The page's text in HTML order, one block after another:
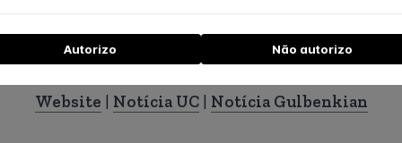
Autorizo Não autorizo
dos cuidados prestados e dos serviços de
entre equipas
Website | Notícia UC| Notícia Gulbenkian